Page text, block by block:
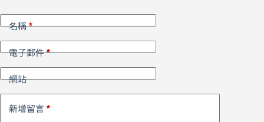
名稱*
電子郵件*
網站
新增留言 *